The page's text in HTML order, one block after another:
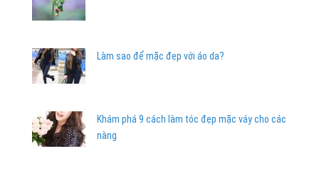
Làm sao để mặc đẹp với áo da?
Khám phá 9 cách làm tóc đẹp mặc váy cho các
nàng